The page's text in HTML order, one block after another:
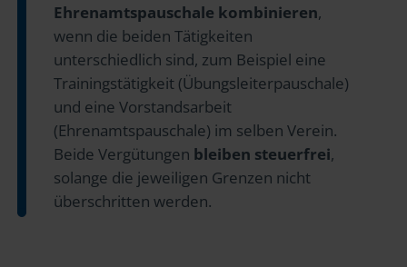
Ehrenamtspauschale kombinieren,
wenn die beiden Tätigkeiten
unterschiedlich sind, zum Beispiel eine
Trainingstätigkeit (Übungsleiterpauschale)
und eine Vorstandsarbeit
(Ehrenamtspauschale) im selben Verein.
Beide Vergütungen bleiben steuerfrei,
solange die jeweiligen Grenzen nicht
überschritten werden.